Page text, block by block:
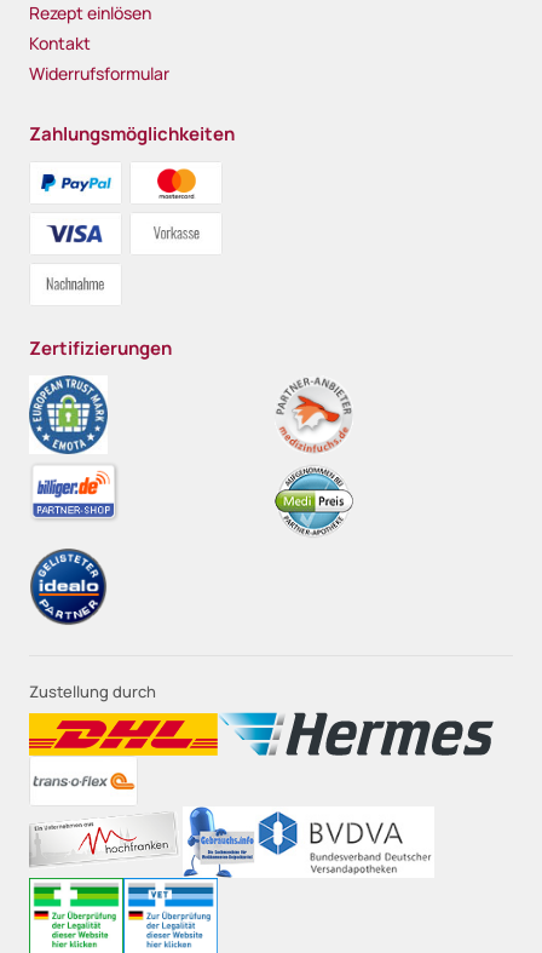
Rezept einlösen
Kontakt
Widerrufsformular
Zahlungsmöglichkeiten
Zertifizierungen
Zustellung durch